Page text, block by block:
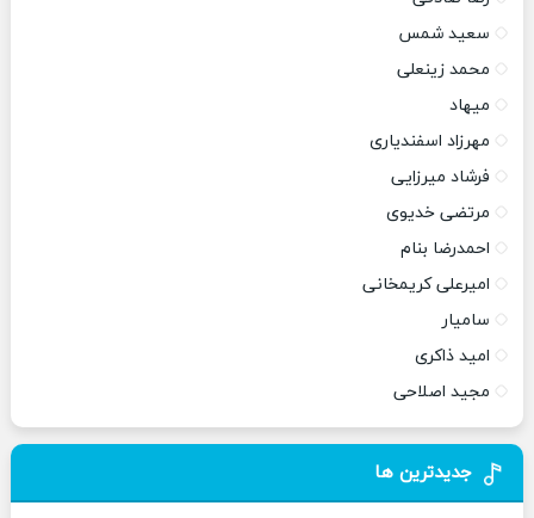
سعید شمس
محمد زینعلی
میهاد
مهرزاد اسفندیاری
فرشاد میرزایی
مرتضی خدیوی
احمدرضا بنام
امیرعلی کریمخانی
سامیار
امید ذاکری
مجید اصلاحی
جدیدترین ها